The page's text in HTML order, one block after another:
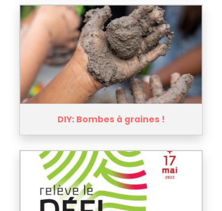
DIY: Bombes à graines !